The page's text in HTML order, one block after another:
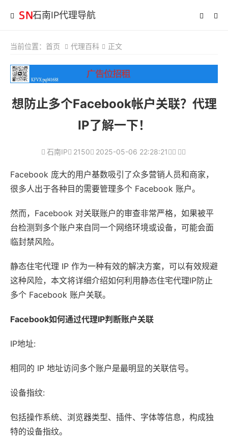
石南IP代理导航
当前位置： 首页 代理百科 正文
想防止多个Facebook帐户关联？代理
IP了解一下！
石南IP 2150 2025-05-06 22:28:21
Facebook 庞大的用户基数吸引了众多营销人员和商家，
很多人出于各种目的需要管理多个 Facebook 账户。
然而，Facebook 对关联账户的审查非常严格，如果被平
台检测到多个账户来自同一个网络环境或设备，可能会面
临封禁风险。
静态住宅代理 IP 作为一种有效的解决方案，可以有效规避
这种风险，本文将详细介绍如何利用静态住宅代理IP防止
多个 Facebook 账户关联。
Facebook如何通过代理IP判断账户关联
IP地址:
相同的 IP 地址访问多个账户是最明显的关联信号。
设备指纹:
包括操作系统、浏览器类型、插件、字体等信息，构成独
特的设备指纹。